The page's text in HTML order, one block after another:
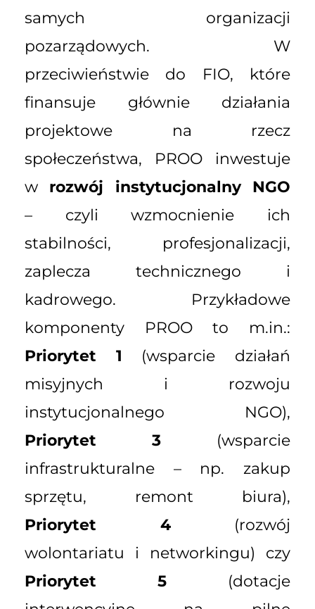
samych organizacji
pozarządowych. W
przeciwieństwie do FIO, które
finansuje głównie działania
projektowe na rzecz
społeczeństwa, PROO inwestuje
w rozwój instytucjonalny NGO
– czyli wzmocnienie ich
stabilności, profesjonalizacji,
zaplecza technicznego i
kadrowego. Przykładowe
komponenty PROO to m.in.:
Priorytet 1 (wsparcie działań
misyjnych i rozwoju
instytucjonalnego NGO),
Priorytet 3 (wsparcie
infrastrukturalne – np. zakup
sprzętu, remont biura),
Priorytet 4(rozwój
wolontariatu i networkingu) czy
Priorytet 5 (dotacje